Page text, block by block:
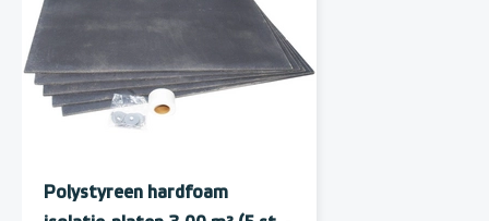
Polystyreen hardfoam